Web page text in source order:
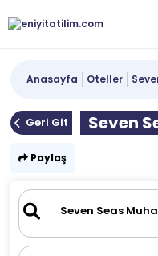
Anasayfa Oteller
Geri Git Seven
Paylaş